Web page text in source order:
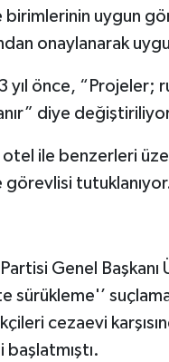
birimlerinin uygun
onaylanarak
yıl önce, “Projeler;
diye
otel ile benzerleri
görevlisi
Genel Başkanı
sürükleme'’
cezaevi
başlatmıştı.